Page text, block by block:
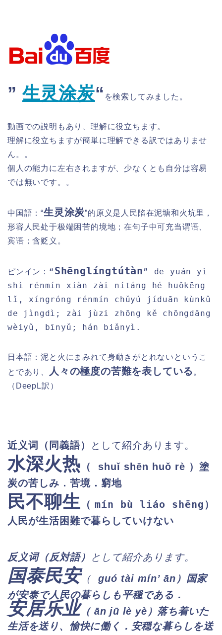
” 生灵涂炭​“ を検索してみました。
動画での説明もあり、理解に役立ちます。
理解に役立ちますが簡単に理解できる訳ではありませ
ん。。
個人の能力に左右されますが、少なくとも自分は容易
では無いです。。
中国語：“生灵涂炭”的原义是人民陷在泥塘和火坑里，
形容人民处于极端困苦的境地；在句子中可充当谓语、
宾语；含贬义。
ピンイン： “ Shēnglíngtútàn” de yuán yì
shì rénmín xiàn zài nítáng hé huǒkēng
lǐ, xíngróng rénmín chǔyú jíduān kùnkǔ
de jìngdì; zài jùzi zhōng kě chōngdāng
wèiyǔ, bīnyǔ; hán biǎnyì.
日本語：泥と火にまみれて身動きがとれないというこ
とであり、
人々の極度の苦難を表している 。
（DeepL訳）
近义词 （同義語） として紹介あります。
水深火热 （ shuǐ shēn huǒ rè ）塗
炭の苦しみ．苦境．窮地
民不聊生 （ mín bù liáo shēng ）
人民が生活困難で暮らしていけない
反义词（反対語） として紹介あります。
国泰民安（ guó tài mín’ ān）国家
が安泰で人民の暮らしも平穏である．
安居乐业 （ ān jū lè yè）落ち着いた
生活を送り、愉快に働く．安穏な暮らしを送